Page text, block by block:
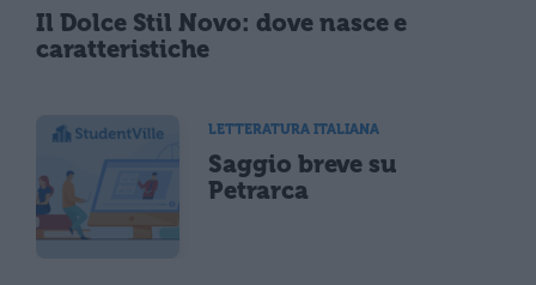
Il Dolce Stil Novo: dove nasce e
caratteristiche
LETTERATURA ITALIANA
Saggio breve su
Petrarca